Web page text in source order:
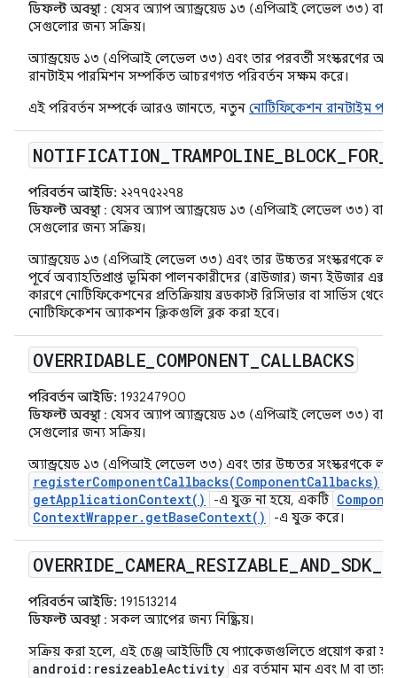
ডিফল্ট অবস্থা: যেসব অ্যাপ অ্যান্ড্রয়েড ১৩ (এপিআই লেভেল ৩৩) বা
সেগুলোর জন্য সক্রিয়।
অ্যান্ড্রয়েড ১৩ (এপিআই লেভেল ৩৩) এবং তার পরবর্তী সংস্করণের
রানটাইম পারমিশন সম্পর্কিত আচরণগত পরিবর্তন সক্ষম করে।
এই পরিবর্তন সম্পর্কে আরও জানতে, নতুন নোটিফিকেশন রানটাইম
NOTIFICATION TRAMPOLINE BLOCK FOR_
পরিবর্তন আইডি: ২২৭৭৫২২৭৪
ডিফল্ট অবস্থা: যেসব অ্যাপ অ্যান্ড্রয়েড ১৩ (এপিআই লেভেল ৩৩) বা
সেগুলোর জন্য সক্রিয়।
অ্যান্ড্রয়েড ১৩ (এপিআই লেভেল ৩৩) এবং তার উচ্চতর সংস্করণকে
পূর্বে অব্যাহতিপ্রাপ্ত ভূমিকা পালনকারীদের (ব্রাউজার) জন্য ইউজার
কারণে নোটিফিকেশনের প্রতিক্রিয়ায় ব্রডকাস্ট রিসিভার বা সার্ভিস
নোটিফিকেশন অ্যাকশন ক্লিকগুলি ব্লক করা হবে।
OVERRIDABLE COMPONENT CALLBACKS
পরিবর্তন আইডি: 193247900
ডিফল্ট অবস্থা: যেসব অ্যাপ অ্যান্ড্রয়েড ১৩ (এপিআই লেভেল ৩৩) বা
সেগুলোর জন্য সক্রিয়।
অ্যান্ড্রয়েড ১৩ (এপিআই লেভেল ৩৩) এবং তার উচ্চতর সংস্করণকে
registerComponentCallbacks(ComponentCallbacks)
getApplicationContext() -এ যুক্ত না হয়ে, একটি
ContextWrapper.getBaseContext()
-এ যুক্ত করে।
OVERRIDE CAMERA_ RESIZABLE AND SDK
পরিবর্তন আইডি: 191513214
ডিফল্ট অবস্থা: সকল অ্যাপের জন্য নিষ্ক্রিয়।
সক্রিয় করা হলে, এই চেঞ্জ আইডিটি যে প্যাকেজগুলিতে প্রয়োগ করা
android:resizeableActivity এর বর্তমান মান এবং M বা তার